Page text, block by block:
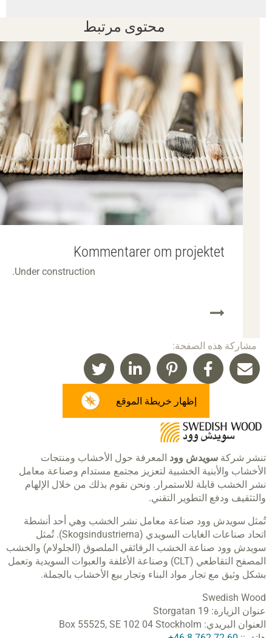
محتوى مرتبط
Kommentarer om projektet
Under construction.
مشاركة هذه الصفحة:
إظهار خريطة الموقع
تنشر شركة سويدش وود المعرفة حول الأخشاب ومنتجات
الأخشاب والأبنية الخشبية لتعزيز مجتمع مستدام وصناعة معامل
نشر الخشب قابلة للاستمرار. ونحن نقوم بذلك من خلال الإلهام
والتثقيف ودفع التطوير التقني.
تُمثل سويدش وود صناعة معامل نشر الخشب وهي أحد أنشطة
اتحاد صناعات الغابات السويدي (Skogsindustrierna). تُمثل
سويدش وود صناعة الخشب الرقائقي الملصوق (الجلولام) والخشب
المصفح التقاطعي (CLT) وصناعة الأغلفة والعبوات السويدية وتعمل
بشكل وثيق مع تجار مواد البناء وتجار بيع الأخشاب بالجملة.
Swedish Wood
عنوان الزيارة: Storgatan 19
العنوان البريدي:
Box 55525, SE 102 04 Stockholm